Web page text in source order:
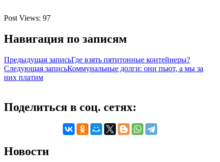
Post Views: 97
Навигация по записям
Предыдущая записьГде взять пятитонные контейнеры?
Следующая записьКоммунальные долги: они пьют, а мы за
них платим
Поделиться в соц. сетях:
Новости